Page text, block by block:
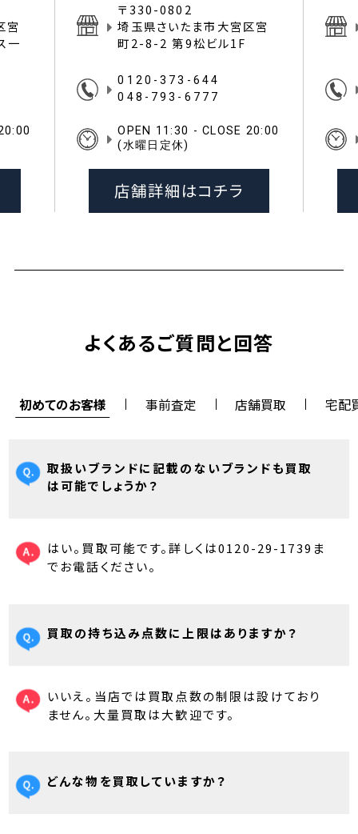
宮
一
〒330-0802
埼玉県さいたま市大宮区宮
町2-8-2 第9松ビル1F
0120-373-644
048-793-6777
OPEN 11:30 - CLOSE 20:00
(水曜日定休)
店舗詳細はコチラ
よくあるご質問と回答
初めてのお客様 事前査定 店舗買取 宅配
取扱いブランドに記載のないブランドも買取
は可能でしょうか？
はい。買取可能です。詳しくは0120-29-1739ま
でお電話ください。
買取の持ち込み点数に上限はありますか？
いいえ。当店では買取点数の制限は設けており
ません。大量買取は大歓迎です。
どんな物を買取していますか？